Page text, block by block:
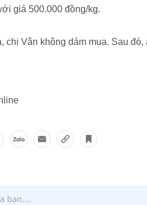
giá 500.000 đồng/kg.
chị Vân không dám mua. Sau